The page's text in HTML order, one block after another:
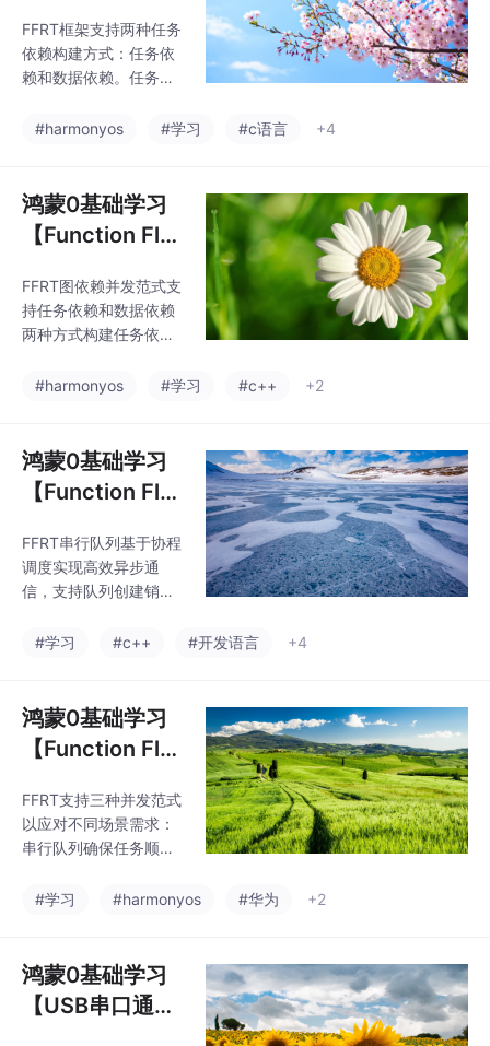
并发度设置和优先级调
度的应用场景。示例代
码演示了如何创建并发
的任务以及任务管理操
都会影响系统性能。该
技术适用于
赖并发(C)】任
务并发调度
FFRT框架支持两种任务
依赖构建方式：任务依
赖和数据依赖。任务依
确执行顺序，适用于流
者-消费者关系，适用于
数据驱动的并行计算。
框架自动处理三种数据
和写写依赖。示例展示
了流媒体视频处理的任
务依赖编排和斐波那契
体现了FFRT在动态构建
#harmonyos #学习 #c语言 +4
鸿蒙0基础学习
【Function Flo
赖并发(C++)】
任务并发调度
FFRT图依赖并发范式支
持任务依赖和数据依赖
两种方式构建任务依赖
句柄建立任务间的顺序
据签名建立生产者-消费
者关系，支持动态构建
任务间的数据流。文章
斐波那契数列两个示
例，展示了如何使用FF
RT的submit/submit_h/
化，其中视频处理示例
依赖的递归分
#harmonyos #学习 #c++ +2
鸿蒙0基础学习
【Function Flo
队列(C++)】任
务并发调度
FFRT串行队列基于协程
调度实现高效异步通
信，支持队列创建销
度、任务取消/等待、优
统实现，主线程提交日
志任务到队列，后台线
程串行处理。使用FFRT
保线程安全。使用时需
注意避免提交超长任
务、正确使用同步原语
周期。该技术适用于流
务逻辑，无需处理底层
调度问题。
#学习 #c++ #开发语言 +4
鸿蒙0基础学习
【Function Flo
范式】任务并发
调度
FFRT支持三种并发范式
以应对不同场景需求：
串行队列确保任务顺序
与任务协调；并发队列
处理复杂任务关系，实
现动态调度与并行执
行。每种范式针对特定
#学习 #harmonyos #华为 +2
鸿蒙0基础学习
【USB串口通信